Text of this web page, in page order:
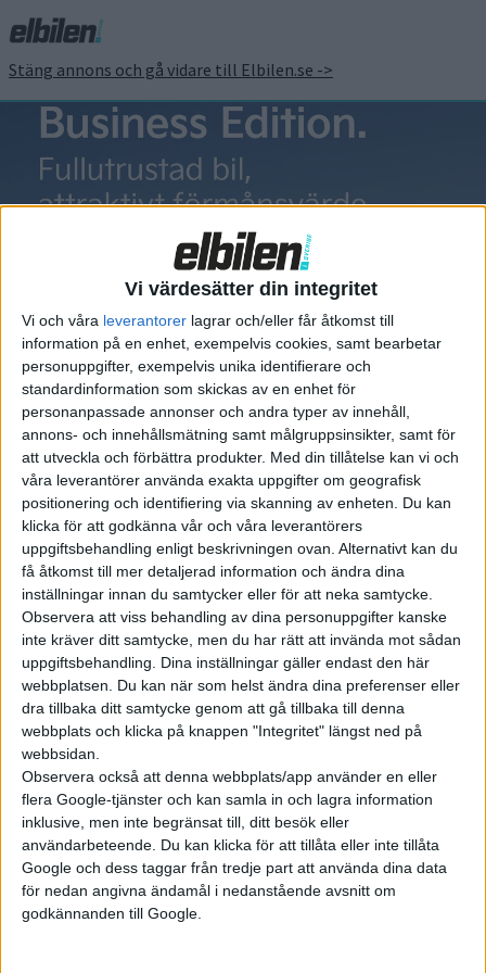
Vi värdesätter din integritet
Vi och våra leverantorer lagrar och/eller får åtkomst till
information på en enhet, exempelvis cookies, samt bearbetar
personuppgifter, exempelvis unika identifierare och
standardinformation som skickas av en enhet för
personanpassade annonser och andra typer av innehåll,
annons- och innehållsmätning samt målgruppsinsikter, samt för
att utveckla och förbättra produkter. Med din tillåtelse kan vi och
våra leverantörer använda exakta uppgifter om geografisk
positionering och identifiering via skanning av enheten. Du kan
klicka för att godkänna vår och våra leverantörers
uppgiftsbehandling enligt beskrivningen ovan. Alternativt kan du
få åtkomst till mer detaljerad information och ändra dina
inställningar innan du samtycker eller för att neka samtycke.
Observera att viss behandling av dina personuppgifter kanske
inte kräver ditt samtycke, men du har rätt att invända mot sådan
uppgiftsbehandling. Dina inställningar gäller endast den här
webbplatsen. Du kan när som helst ändra dina preferenser eller
dra tillbaka ditt samtycke genom att gå tillbaka till denna
webbplats och klicka på knappen "Integritet" längst ned på
webbsidan.
Observera också att denna webbplats/app använder en eller
flera Google-tjänster och kan samla in och lagra information
inklusive, men inte begränsat till, ditt besök eller
användarbeteende. Du kan klicka för att tillåta eller inte tillåta
Google och dess taggar från tredje part att använda dina data
för nedan angivna ändamål i nedanstående avsnitt om
godkännanden till Google.
Stäng annons och gå vidare till Elbilen.se ->
Kia EV Day
Mest lästa
5 aug 2026
Uppgift: då kommer Volvos nya eldrivna volymmodell EX50
6 aug 2026
Nu även Byd – då vill jätten tillverka solid state-batterier
Säljstart för instegsversionen av ID. Polo
6 aug 2026
Volvokoncernen samarbetar med Toyota kring vätgas för tung
trafik
6 aug 2026
Helt enligt plan – nu byggs BMW i3
Elbilens nyhetsbrev
Håll dig uppdaterad om de senaste nyheterna!
Prenumerera